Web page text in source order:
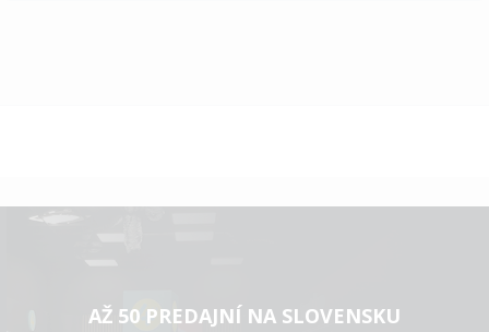
AŽ 50 PREDAJNÍ NA SLOVENSKU